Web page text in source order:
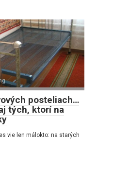
posteliach…
tých, ktorí na
vie len málokto: na starých